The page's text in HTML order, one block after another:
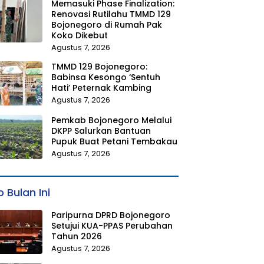
Memasuki Phase Finalization:
Renovasi Rutilahu TMMD 129
Bojonegoro di Rumah Pak
Koko Dikebut
Agustus 7, 2026
TMMD 129 Bojonegoro:
Babinsa Kesongo ‘Sentuh
Hati’ Peternak Kambing
Agustus 7, 2026
Pemkab Bojonegoro Melalui
DKPP Salurkan Bantuan
Pupuk Buat Petani Tembakau
Agustus 7, 2026
Bulan Ini
Paripurna DPRD Bojonegoro
Setujui KUA-PPAS Perubahan
Tahun 2026
Agustus 7, 2026